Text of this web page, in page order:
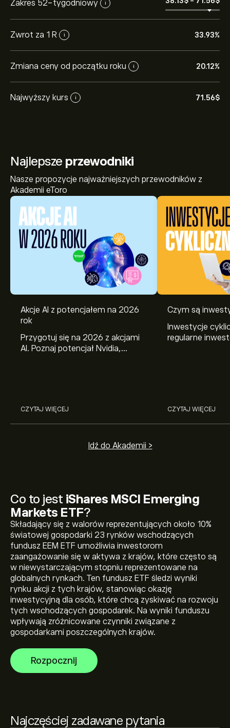
Zakres 52-tygodniowy i
Zwrot za 1 R i 33.93%
Zmiana ceny od początku roku i 20.12%
Najwyższy kurs i 71.56‎$‎
Co to jest iShares MSCI Emerging
Markets ETF?
Składający się z walorów reprezentujących około 10%
światowej gospodarki 23 rynków wschodzących
fundusz EEM ETF umożliwia inwestorom
zaangażowanie się w aktywa z krajów, które często są
w niewystarczającym stopniu reprezentowane na
globalnych rynkach. Ten fundusz ETF śledzi wyniki
rynku akcji z tych krajów, stanowiąc okazję
inwestycyjną dla osób, które chcą zyskiwać na rozwoju
tych wschodzących gospodarek. Na wyniki funduszu
wpływają zróżnicowane czynniki związane z
gospodarkami poszczególnych krajów.
Rozpocznij
Najlepsze przewodniki
Nasze propozycje najważniejszych przewodników z
Akademii eToro
Akcje AI z potencjałem na 2026
rok
Przygotuj się na 2026 z akcjami
AI. Poznaj potencjał Nvidia,
CZYTAJ WIĘCEJ
Czym są
Inwestycje
regularne
CZYTAJ WIĘCEJ
Idź do Akademii >
Najczęściej zadawane pytania
Obecna cena EEM wynosi 65.10‎$‎
Najwyższe w historii cena iShares MSCI Emerging
Markets ETF to 71.56‎$‎
Wybierz przedział czasowy „1D” lub „1T” na wykresie
ruchy cenowe iShares MSCI Emerging Markets ETF.
Cena iShares MSCI Emerging Markets ETF wahała się w
przedziale 15.75‎$‎ w ciągu ostatniego roku.
Aby kupić EEM, odwiedź stronę „iShares MSCI Emerging
EEM po określonej cenie w przyszłości.